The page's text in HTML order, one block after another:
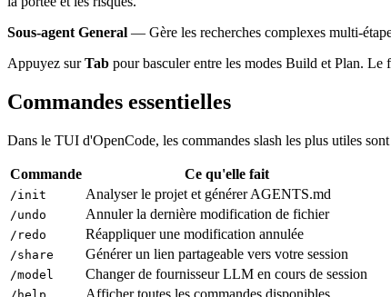
Sous-agent General — Gère les recherches complexes multi-
Appuyez surTab pour basculer entre les modes Build et Plan.
Commandes essentielles
Dans le TUI d'OpenCode, les commandes slash les plus utiles sont
Commande Ce qu'elle fait
/init Analyser le projet et générer AGENTS.md
/undo Annuler la dernière modification de fichier
/redo Réappliquer une modification annulée
/share Générer un lien partageable vers votre session
/model Changer de fournisseur LLM en cours de session
Afficher toutes les commandes disponibles